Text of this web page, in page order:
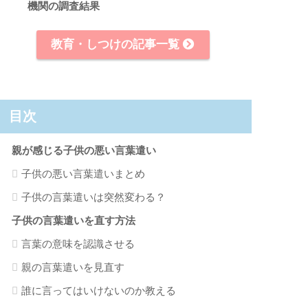
機関の調査結果
教育・しつけの記事一覧
目次
親が感じる子供の悪い言葉遣い
子供の悪い言葉遣いまとめ
子供の言葉遣いは突然変わる？
子供の言葉遣いを直す方法
言葉の意味を認識させる
親の言葉遣いを見直す
誰に言ってはいけないのか教える